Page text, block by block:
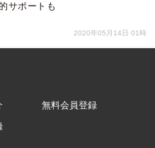
サポートも
2020年05月14日 01時
無料会員登録